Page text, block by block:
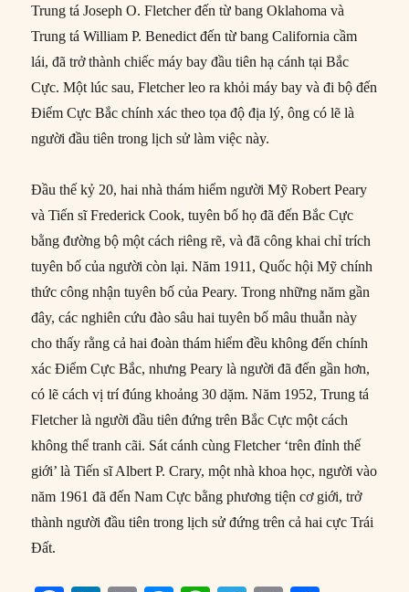
Trung tá Joseph O. Fletcher đến từ bang Oklahoma và
Trung tá William P. Benedict đến từ bang California cầm
lái, đã trở thành chiếc máy bay đầu tiên hạ cánh tại Bắc
Cực. Một lúc sau, Fletcher leo ra khỏi máy bay và đi bộ đến
Điểm Cực Bắc chính xác theo tọa độ địa lý, ông có lẽ là
người đầu tiên trong lịch sử làm việc này.
Đầu thế kỷ 20, hai nhà thám hiểm người Mỹ Robert Peary
và Tiến sĩ Frederick Cook, tuyên bố họ đã đến Bắc Cực
bằng đường bộ một cách riêng rẽ, và đã công khai chỉ trích
tuyên bố của người còn lại. Năm 1911, Quốc hội Mỹ chính
thức công nhận tuyên bố của Peary. Trong những năm gần
đây, các nghiên cứu đào sâu hai tuyên bố mâu thuẫn này
cho thấy rằng cả hai đoàn thám hiểm đều không đến chính
xác Điểm Cực Bắc, nhưng Peary là người đã đến gần hơn,
có lẽ cách vị trí đúng khoảng 30 dặm. Năm 1952, Trung tá
Fletcher là người đầu tiên đứng trên Bắc Cực một cách
không thể tranh cãi. Sát cánh cùng Fletcher ‘trên đỉnh thế
giới’ là Tiến sĩ Albert P. Crary, một nhà khoa học, người vào
năm 1961 đã đến Nam Cực bằng phương tiện cơ giới, trở
thành người đầu tiên trong lịch sử đứng trên cả hai cực Trái
Đất.